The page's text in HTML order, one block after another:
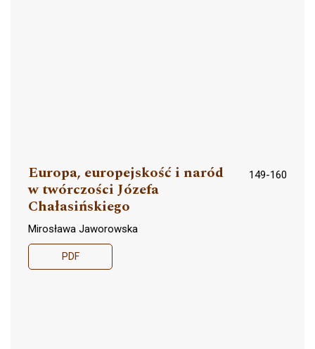
Europa, europejskość i naród
w twórczości Józefa
Chałasińskiego
149-160
Mirosława Jaworowska
PDF